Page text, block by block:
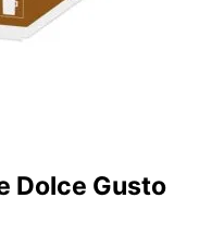
Dolce Gusto